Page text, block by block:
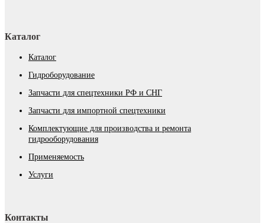
Каталог
Каталог
Гидроборудование
Запчасти для спецтехники РФ и СНГ
Запчасти для импортной спецтехники
Комплектующие для производства и ремонта
гидрооборудования
Применяемость
Услуги
Контакты